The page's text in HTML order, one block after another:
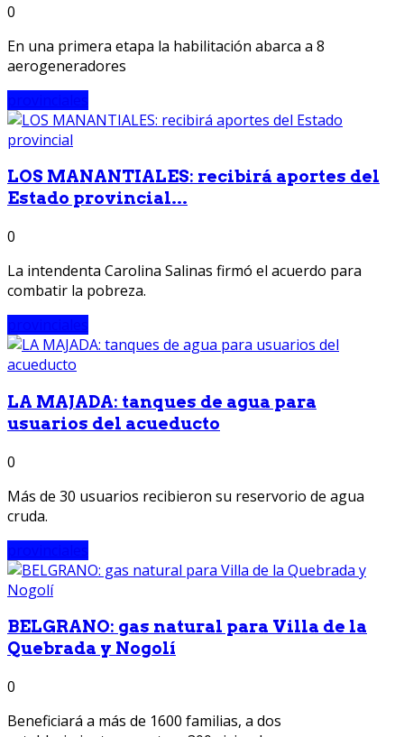
0
En una primera etapa la habilitación abarca a 8
aerogeneradores
LOS MANANTIALES: recibirá aportes del
Estado provincial...
0
La intendenta Carolina Salinas firmó el acuerdo para
combatir la pobreza.
LA MAJADA: tanques de agua para
usuarios del acueducto
0
Más de 30 usuarios recibieron su reservorio de agua
cruda.
BELGRANO: gas natural para Villa de la
Quebrada y Nogolí
0
Beneficiará a más de 1600 familias, a dos